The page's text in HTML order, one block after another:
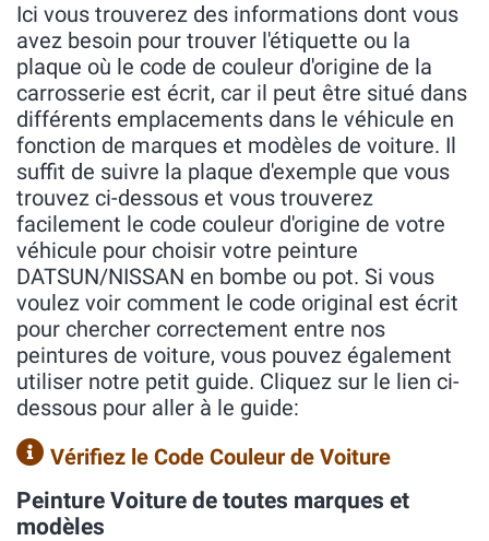
Ici vous trouverez des informations dont vous
avez besoin pour trouver l'étiquette ou la
plaque où le code de couleur d'origine de la
carrosserie est écrit, car il peut être situé dans
différents emplacements dans le véhicule en
fonction de marques et modèles de voiture. Il
suffit de suivre la plaque d'exemple que vous
trouvez ci-dessous et vous trouverez
facilement le code couleur d'origine de votre
véhicule pour choisir votre peinture
DATSUN/NISSAN en bombe ou pot. Si vous
voulez voir comment le code original est écrit
pour chercher correctement entre nos
peintures de voiture, vous pouvez également
utiliser notre petit guide. Cliquez sur le lien ci-
dessous pour aller à le guide:
Vérifiez le Code Couleur de Voiture
Peinture Voiture de toutes marques et
modèles